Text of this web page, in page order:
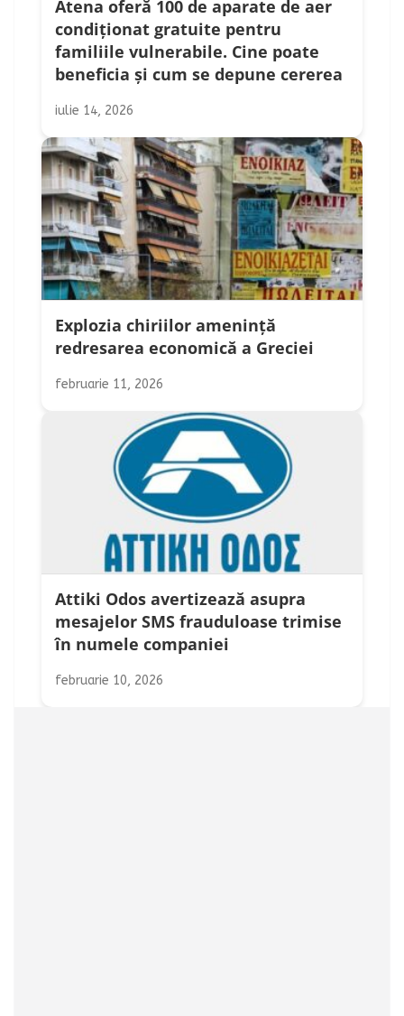
Atena oferă 100 de aparate de aer
condiționat gratuite pentru
familiile vulnerabile. Cine poate
beneficia și cum se depune cererea
iulie 14, 2026
Explozia chiriilor amenință
redresarea economică a Greciei
februarie 11, 2026
Attiki Odos avertizează asupra
mesajelor SMS frauduloase trimise
în numele companiei
februarie 10, 2026